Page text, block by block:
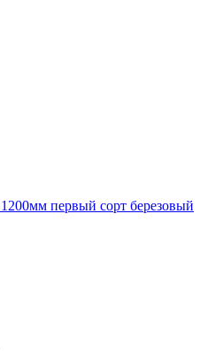
первый сорт березовый